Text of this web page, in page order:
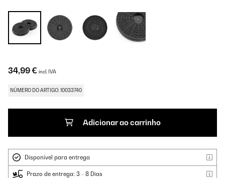
34,99 € incl. IVA
NÚMERO DO ARTIGO: 10033740
Adicionar ao carrinho
Disponível para entrega
Prazo de entrega: 3 - 8 Dias